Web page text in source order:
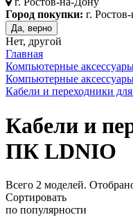
Город покупки: г.
Да, верно
Нет, другой
Главная
Компьютерные
Компьютерные
Кабели и переходники
Кабели и
ПК LDNIO
Всего 2 моделей.
Сортировать
по популярности